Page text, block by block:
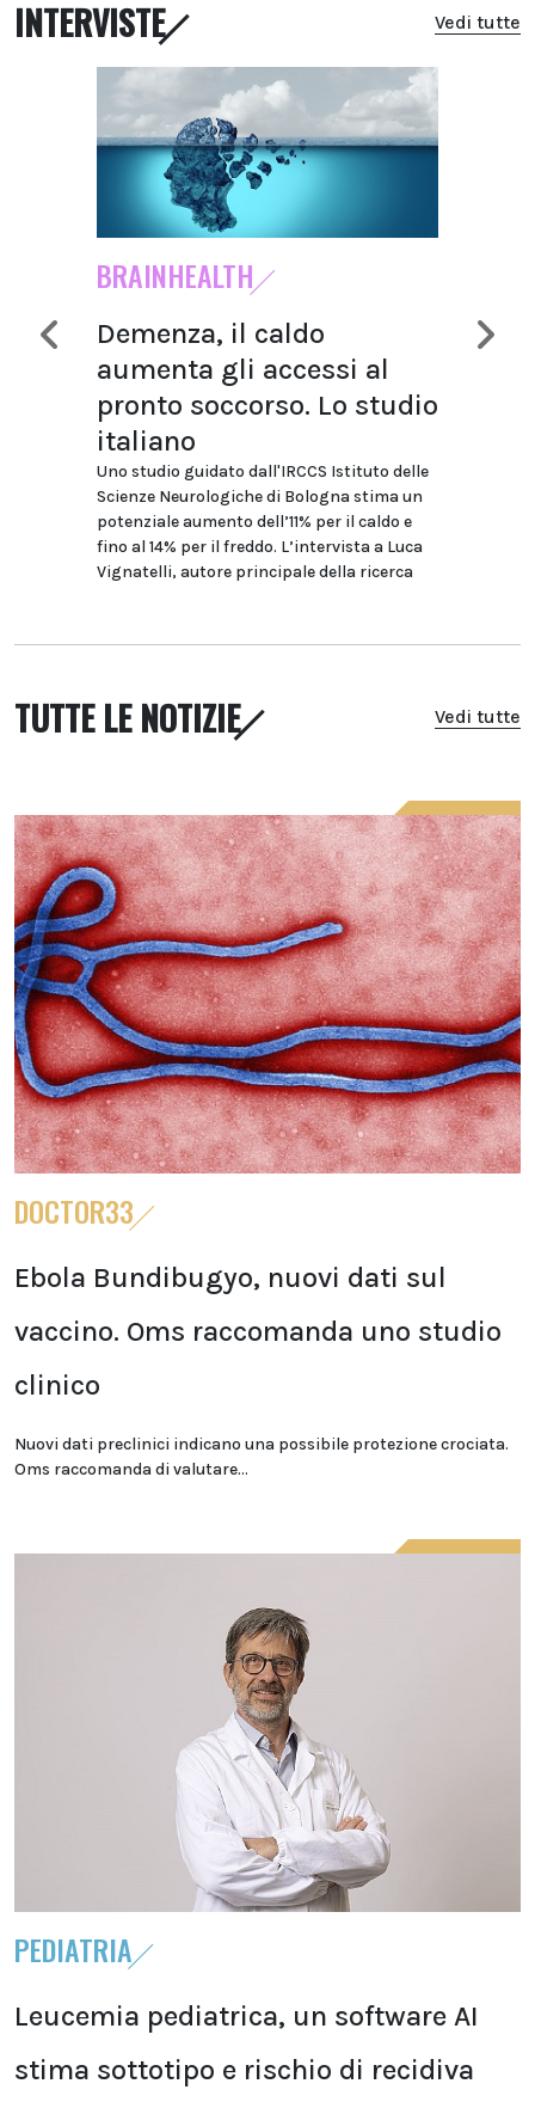
INTERVISTE Vedi tutte
BRAINHEALTH
Demenza, il caldo
aumenta gli accessi al
pronto soccorso. Lo studio
italiano
Uno studio guidato dall'IRCCS Istituto delle
Scienze Neurologiche di Bologna stima un
potenziale aumento dell’11% per il caldo e
fino al 14% per il freddo. L’intervista a Luca
Vignatelli, autore principale della ricerca
TUTTE LE NOTIZIE Vedi tutte
DOCTOR33
Ebola Bundibugyo, nuovi dati sul
vaccino. Oms raccomanda uno studio
clinico
Nuovi dati preclinici indicano una possibile protezione crociata.
Oms raccomanda di valutare...
PEDIATRIA
Leucemia pediatrica, un software AI
stima sottotipo e rischio di recidiva